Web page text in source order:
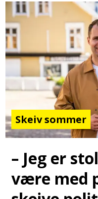
Skeiv sommer
– Jeg er
være med